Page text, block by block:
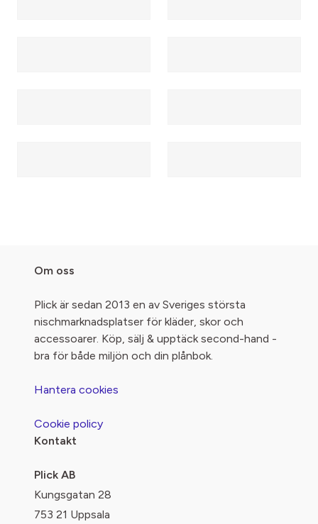
Om oss
Plick är sedan 2013 en av Sveriges största
nischmarknadsplatser för kläder, skor och
accessoarer. Köp, sälj & upptäck second-hand -
bra för både miljön och din plånbok.
Hantera cookies
Cookie policy
Kontakt
Plick AB
Kungsgatan 28
753 21 Uppsala